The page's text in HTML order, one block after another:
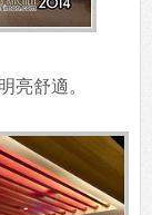
亮舒適。